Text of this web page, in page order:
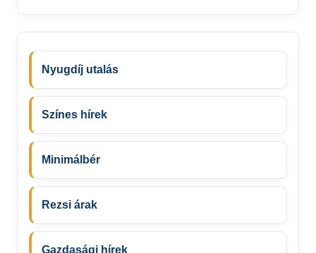
Nyugdíj utalás
Színes hírek
Minimálbér
Rezsi árak
Gazdasági hírek